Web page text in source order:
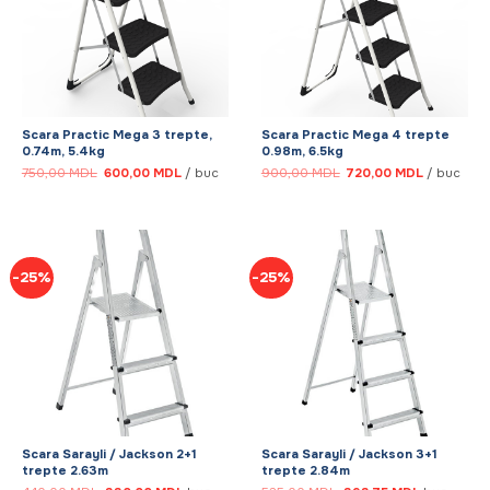
Scara Practic Mega 3 trepte,
0.74m, 5.4kg
750,00MDL Prețul
inițial
600,00 MDLPrețul
curent
/ buc
Scara Practic Mega 4 trepte
0.98m, 6.5kg
900,00MDL Prețul
inițial
720,00 MDLPrețul
curent
/ buc
-25%
Scara Sarayli / Jackson 2+1
trepte 2.63m
-25%
Scara Sarayli / Jackson 3+1
trepte 2.84m